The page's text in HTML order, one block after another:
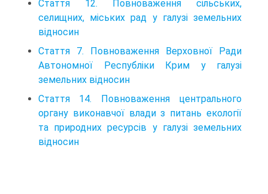
Стаття 12. Повноваження сільських,
селищних, міських рад у галузі земельних
відносин
Стаття 7. Повноваження Верховної Ради
Автономної Республіки Крим у галузі
земельних відносин
Стаття 14. Повноваження центрального
органу виконавчої влади з питань екології
та природних ресурсів у галузі земельних
відносин